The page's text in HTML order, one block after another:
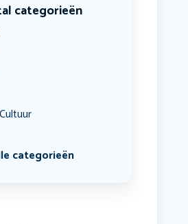
categorieën
categorieën